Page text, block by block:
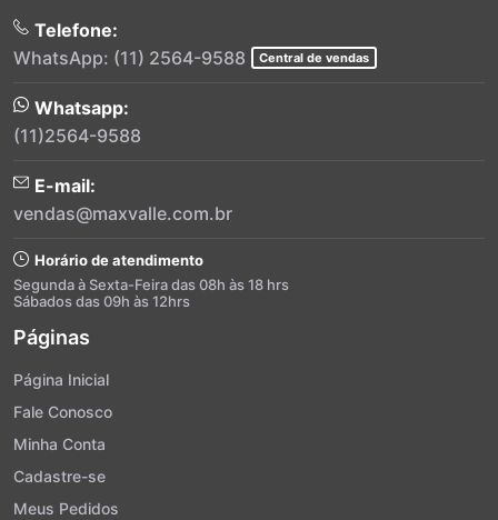
Telefone:
WhatsApp: (11) 2564-9588
Central de vendas
Whatsapp:
(11)2564-9588
E-mail:
vendas@maxvalle.com.br
Horário de atendimento
Segunda à Sexta-Feira das 08h às 18 hrs
Sábados das 09h às 12hrs
Páginas
Página Inicial
Fale Conosco
Minha Conta
Cadastre-se
Meus Pedidos